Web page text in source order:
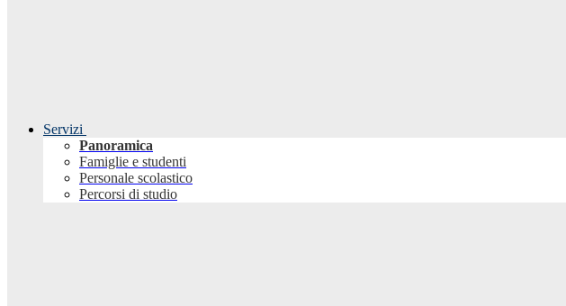
Servizi
Panoramica
Famiglie e studenti
Personale scolastico
Percorsi di studio